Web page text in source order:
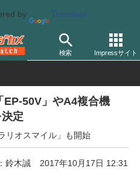
by Translate
検索 Impressサイト
プリンター エプソン
50V」やA4複合機
定
リオスマイル」も開始
鈴木誠 2017年10月17日 12:31